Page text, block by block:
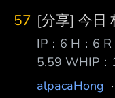
──今天敲出
態如何？ 「
壘打的擊球仰
也不 一定會
全壘打。但我
57 [分享] 今日
IP：6 H：6 R
5.59 WHIP
56 上週被跳
alpacaHong ·